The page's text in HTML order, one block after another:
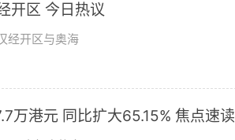
开区 今日热议
经开区与奥海
万港元 同比扩大65.15% 焦点速读